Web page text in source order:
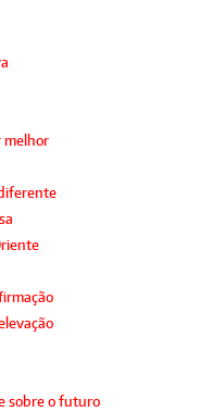
melhor
sobre o futuro